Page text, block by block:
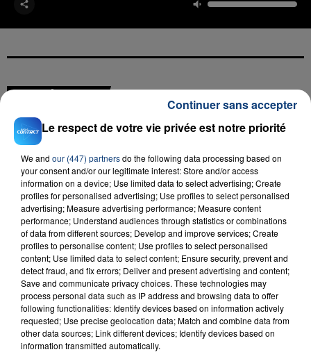
FIL D'ACTU
23 juillet 2026
INCENDIE MORTEL À LENS : UNE FEMME ET
SON BÉBÉ ENTRE LA VIE ET LA...
Un homme s'est immolé par le feu après avoir
aspergé sa compagne et leur bébé de trois mois
d'un liquide inflammable.
Le respect de votre vie privée est notre priorité
We and our (447) partnersdo the following data processing based on
your consent and/or our legitimate interest: Store and/or access
information on a device; Use limited data to select advertising; Create
profiles for personalised advertising; Use profiles to select personalised
advertising; Measure advertising performance; Measure content
performance; Understand audiences through statistics or combinations
of data from different sources; Develop and improve services; Create
profiles to personalise content; Use profiles to select personalised
content; Use limited data to select content; Ensure security, prevent and
detect fraud, and fix errors; Deliver and present advertising and content;
Save and communicate privacy choices. These technologies may
process personal data such as IP address and browsing data to offer
following functionalities: Identify devices based on information actively
requested; Use precise geolocation data; Match and combine data from
other data sources; Link different devices; Identify devices based on
information transmitted automatically.
Continuer sans accepter